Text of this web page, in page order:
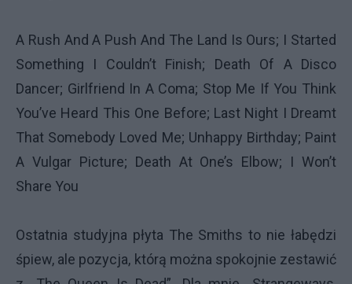
A Rush And A Push And The Land Is Ours; I Started
Something I Couldn’t Finish; Death Of A Disco
Dancer; Girlfriend In A Coma; Stop Me If You Think
You’ve Heard This One Before; Last Night I Dreamt
That Somebody Loved Me; Unhappy Birthday; Paint
A Vulgar Picture; Death At One’s Elbow; I Won’t
Share You
Ostatnia studyjna płyta The Smiths to nie łabędzi
śpiew, ale pozycja, którą można spokojnie zestawić